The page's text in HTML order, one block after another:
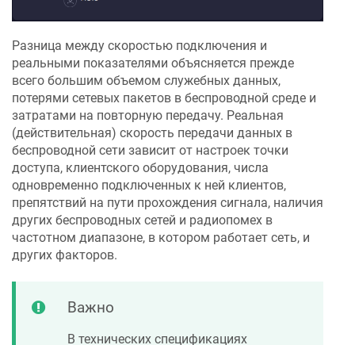
Разница между скоростью подключения и
реальными показателями объясняется прежде
всего большим объемом служебных данных,
потерями сетевых пакетов в беспроводной среде и
затратами на повторную передачу. Реальная
(действительная) скорость передачи данных в
беспроводной сети зависит от настроек точки
доступа, клиентского оборудования, числа
одновременно подключенных к ней клиентов,
препятствий на пути прохождения сигнала, наличия
других беспроводных сетей и радиопомех в
частотном диапазоне, в котором работает сеть, и
других факторов.
Важно
В технических спецификациях